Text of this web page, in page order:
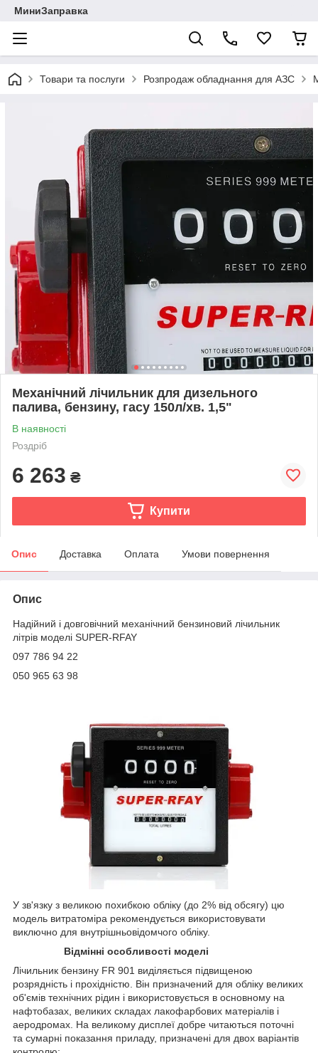
МиниЗаправка
Товари та послуги Розпродаж обладнання для АЗС
Механічний лічильник для дизельного
палива, бензину, гасу 150л/хв. 1,5"
В наявності
Роздріб
6 263 ₴
Купити
Опис Доставка Оплата Умови повернення
Опис
Надійний і довговічний механічний бензиновий лічильник
літрів моделі SUPER-RFAY
097 786 94 22
050 965 63 98
У зв'язку з великою похибкою обліку (до 2% від обсягу) цю
модель витратоміра рекомендується використовувати
виключно для внутрішньовідомчого обліку.
Відмінні особливості моделі
Лічильник бензину FR 901 виділяється підвищеною
розрядність і прохідністю. Він призначений для обліку великих
об'ємів технічних рідин і використовується в основному на
нафтобазах, великих складах лакофарбових матеріалів і
аеродромах. На великому дисплеї добре читаються поточні
та сумарні показання приладу, призначені для двох варіантів